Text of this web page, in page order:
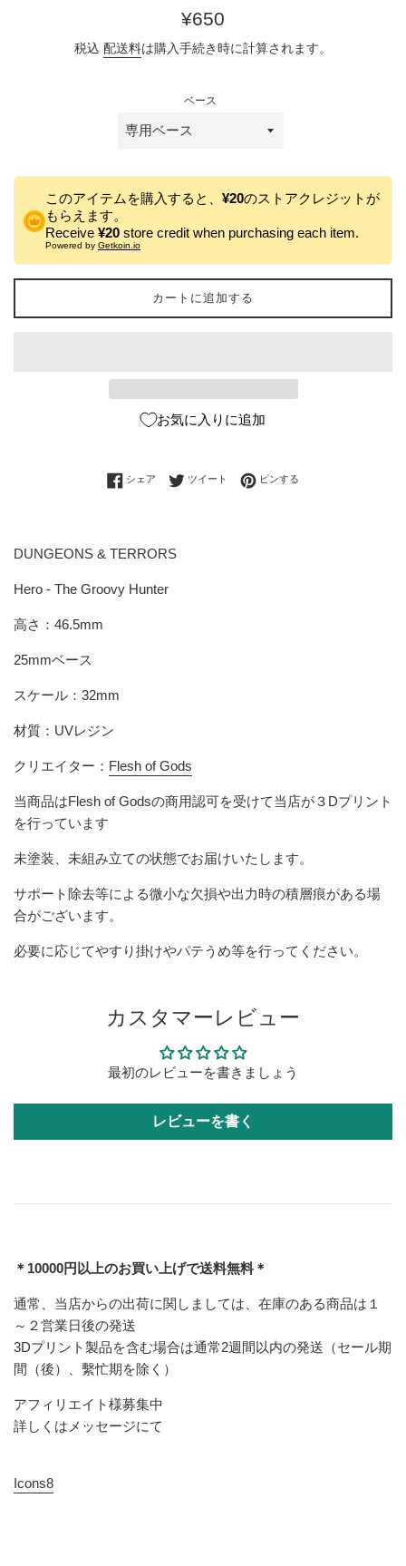
通
価
¥650
税込 配送料は購入手続き時に計算されます。
ベース
このアイテムを購入すると、 ¥20のストアクレジットが
もらえます。
Receive ¥20 store credit when purchasing each item.
Powered by Getkoin.io
カートに追加する
お気に入りに追加
シェア Facebookでシェアする
ツイート Twitterに投稿する
ピンする
DUNGEONS & TERRORS
Hero - The Groovy Hunter
高さ：46.5mm
25mmベース
スケール：32mm
材質：UVレジン
クリエイター： Flesh of Gods
当商品はFlesh of Godsの商用認可を受けて当店が３Dプリント
を行っています
未塗装、未組み立ての状態でお届けいたします。
サポート除去等による微小な欠損や出力時の積層痕がある場
合がございます。
必要に応じてやすり掛けやパテうめ等を行ってください。
カスタマーレビュー
最初のレビューを書きましょう
レビューを書く
＊10000円以上のお買い上げで送料無料＊
通常、当店からの出荷に関しましては、在庫のある商品は１
～２営業日後の発送
3Dプリント製品を含む場合は通常2週間以内の発送（セール期
間（後）、繫忙期を除く）
アフィリエイト様募集中
詳しくはメッセージにて
Icons8